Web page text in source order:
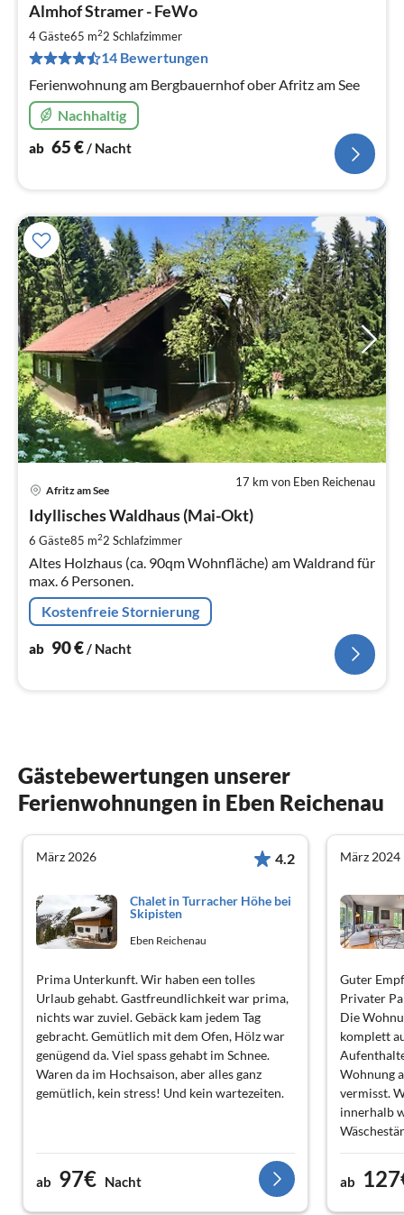
Almhof Stramer - FeWo
4 Gäste65 m22 Schlafzimmer
14 Bewertungen
Ferienwohnung am Bergbauernhof ober Afritz am See
Nachhaltig
ab 65€/ Nacht
17 km von Eben Reichenau
Afritz am See
Idyllisches Waldhaus (Mai-Okt)
6 Gäste85 m22 Schlafzimmer
Altes Holzhaus (ca. 90qm Wohnfläche) am Waldrand für
max. 6 Personen.
Kostenfreie Stornierung
ab 90€ / Nacht
Gästebewertungen unserer
Ferienwohnungen in Eben Reichenau
März 2026 4.2
Chalet in Turracher Höhe bei
Skipisten
Eben Reichenau
Prima Unterkunft. Wir haben een tolles
Urlaub gehabt. Gastfreundlichkeit war prima,
nichts war zuviel. Gebäck kam jedem Tag
gebracht. Gemütlich mit dem Ofen, Hölz war
genügend da. Viel spass gehabt im Schnee.
Waren da im Hochsaison, aber alles ganz
gemütlich, kein stress! Und kein wartezeiten.
ab 97€ Nacht
März 2024
Guter
Privater
Die
komplett
Wohnung
vermisst.
innerhalb
wunderbar
guter
ab